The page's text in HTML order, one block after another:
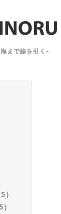
まで線を引く-